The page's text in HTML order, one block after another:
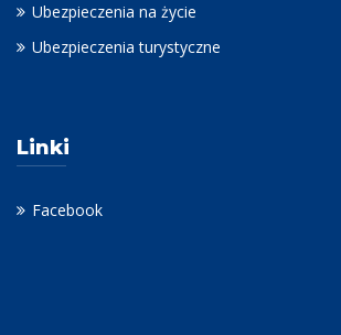
Ubezpieczenia na życie
Ubezpieczenia turystyczne
Linki
Facebook